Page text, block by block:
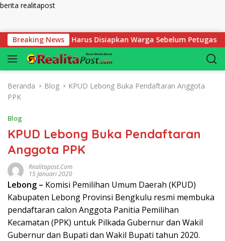
berita realitapost
Breaking News
yang Harus Disiapkan Warga Sebelum Petugas BPN Ukur
Beranda Blog
KPUD Lebong Buka Pendaftaran Anggota
PPK
Blog
KPUD Lebong Buka Pendaftaran
Anggota PPK
Realitapost.com
15 Januari 2020
Lebong – Komisi Pemilihan Umum Daerah (KPUD)
Kabupaten Lebong Provinsi Bengkulu resmi membuka
pendaftaran calon Anggota Panitia Pemilihan
Kecamatan (PPK) untuk Pilkada Gubernur dan Wakil
Gubernur dan Bupati dan Wakil Bupati tahun 2020.